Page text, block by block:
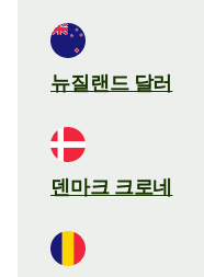
뉴질랜드 달러
덴마크 크로네